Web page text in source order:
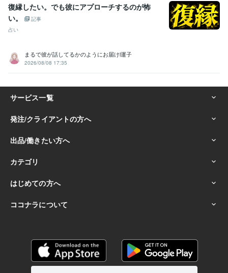
復縁したい。でも彼にアプローチするのが怖
い。
記事
占い
まるで彼が話してるかのようにお届けl運子
2026/08/08 17:35